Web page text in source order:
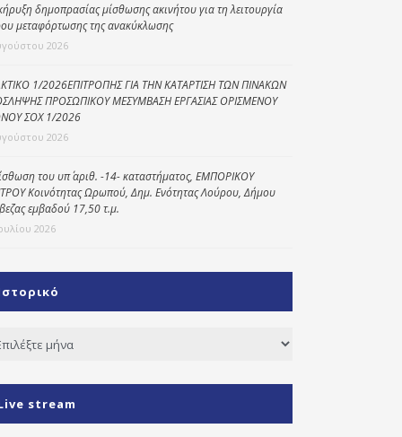
δημοπρασίας μίσθωσης ακινήτου για τη λειτουργία
μεταφόρτωσης της ανακύκλωσης
2026
1/2026ΕΠΙΤΡΟΠΗΣ ΓΙΑ ΤΗΝ ΚΑΤΑΡΤΙΣΗ ΤΩΝ ΠΙΝΑΚΩΝ
ΠΡΟΣΩΠΙΚΟΥ ΜΕΣΥΜΒΑΣΗ ΕΡΓΑΣΙΑΣ ΟΡΙΣΜΕΝΟΥ
ΣΟΧ 1/2026
2026
του υπ΄ αριθ. -14- καταστήματος, ΕΜΠΟΡΙΚΟΥ
Κοινότητας Ωρωπού, Δημ. Ενότητας Λούρου, Δήμου
εμβαδού 17,50 τ.μ.
2026
stream